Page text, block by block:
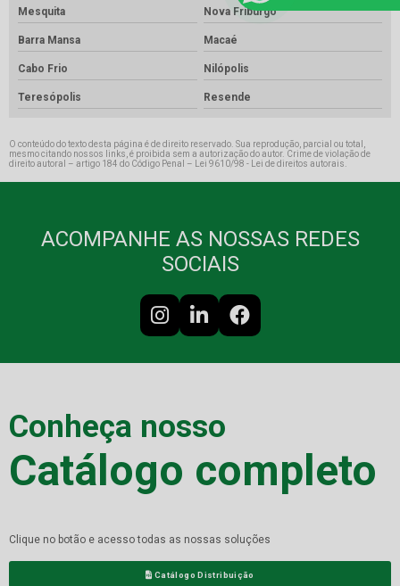
Mesquita Nova Friburgo
Barra Mansa Macaé
Cabo Frio Nilópolis
Teresópolis Resende
O conteúdo do texto desta página é de direito reservado. Sua reprodução, parcial ou total,
mesmo citando nossos links, é proibida sem a autorização do autor. Crime de violação de
direito autoral – artigo 184 do Código Penal –
Lei 9610/98 - Lei de direitos autorais
ACOMPANHE AS NOSSAS REDES
SOCIAIS
Conheça nosso
Catálogo completo
Clique no botão e acesso todas as nossas soluções
Catálogo Distribuição